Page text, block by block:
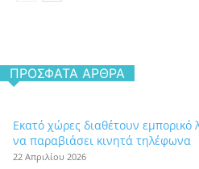
ΠΡΌΣΦΑΤΑ ΆΡΘΡΑ
Εκατό χώρες διαθέτουν εμπορικό
να παραβιάσει κινητά τηλέφωνα
22 Απριλίου 2026